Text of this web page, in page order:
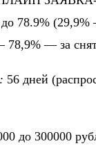
78.9% (29,9%
78,9% — за
56 дней
до 300000